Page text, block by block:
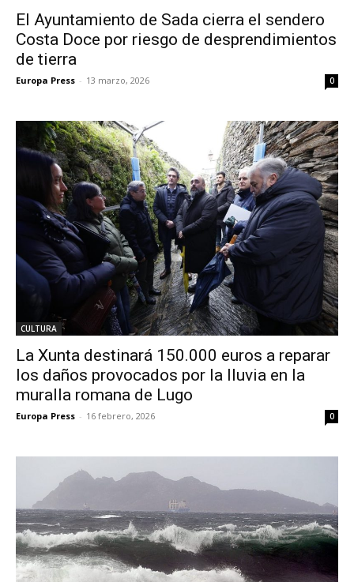
El Ayuntamiento de Sada cierra el sendero
Costa Doce por riesgo de desprendimientos
de tierra
Europa Press - 13 marzo, 2026 0
CULTURA
La Xunta destinará 150.000 euros a reparar
los daños provocados por la lluvia en la
muralla romana de Lugo
Europa Press - 16 febrero, 2026 0